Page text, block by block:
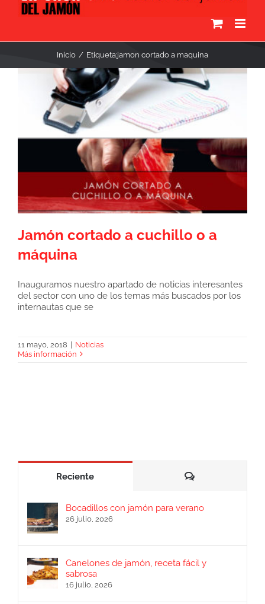
Inicio Etiqueta:jamon cortado a maquina
Jamón cortado a cuchillo o a máquina
Jamón cortado a cuchillo o a
máquina
Inauguramos nuestro apartado de noticias interesantes
del sector con uno de los temas más buscados por los
internautas que se
11 mayo, 2018
Noticias
Más información
Reciente Comentarios
Bocadillos con jamón para verano
26 julio, 2026
Canelones de jamón, receta fácil y
sabrosa
16 julio, 2026